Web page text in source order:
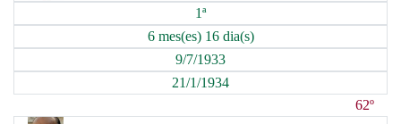
1ª
6 mes(es) 16 dia(s)
9/7/1933
21/1/1934
62º